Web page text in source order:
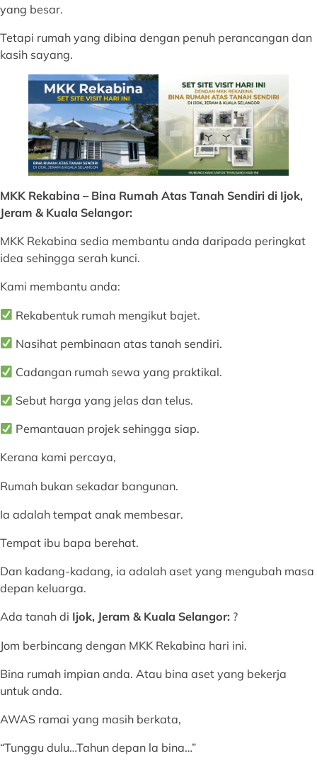
yang besar.
Tetapi rumah yang dibina dengan penuh perancangan dan
kasih sayang.
MKK Rekabina – Bina Rumah Atas Tanah Sendiri di Ijok,
Jeram & Kuala Selangor:
MKK Rekabina sedia membantu anda daripada peringkat
idea sehingga serah kunci.
Kami membantu anda:
Rekabentuk rumah mengikut bajet.
Nasihat pembinaan atas tanah sendiri.
Cadangan rumah sewa yang praktikal.
Sebut harga yang jelas dan telus.
Pemantauan projek sehingga siap.
Kerana kami percaya,
Rumah bukan sekadar bangunan.
Ia adalah tempat anak membesar.
Tempat ibu bapa berehat.
Dan kadang-kadang, ia adalah aset yang mengubah masa
depan keluarga.
Ada tanah di Ijok, Jeram & Kuala Selangor: ?
Jom berbincang dengan MKK Rekabina hari ini.
Bina rumah impian anda. Atau bina aset yang bekerja
untuk anda.
AWAS ramai yang masih berkata,
“Tunggu dulu…Tahun depan la bina…”